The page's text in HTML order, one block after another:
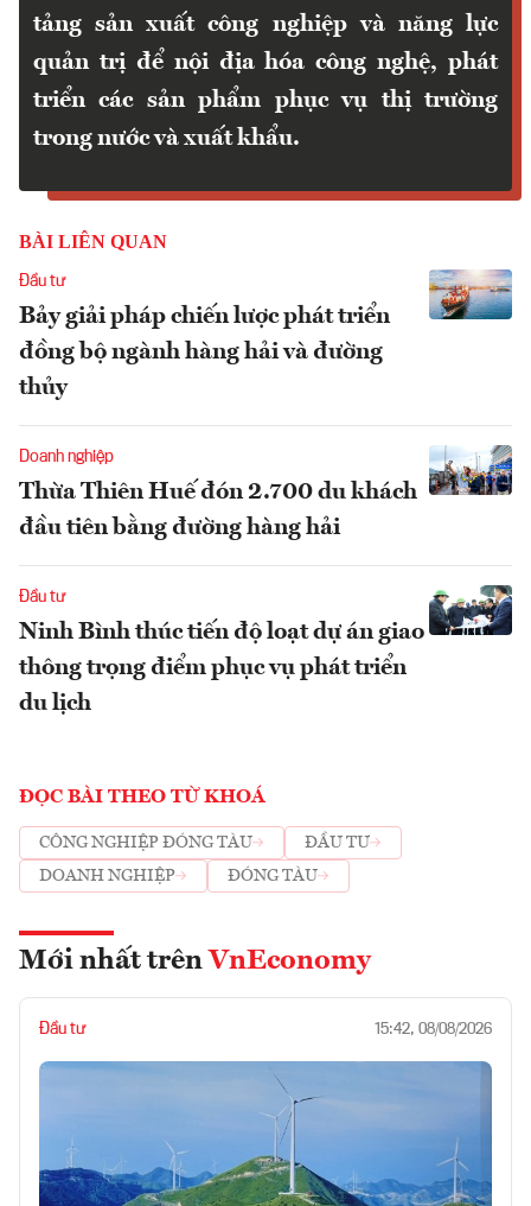
tảng sản xuất công nghiệp và năng lực
quản trị để nội địa hóa công nghệ, phát
triển các sản phẩm phục vụ thị trường
trong nước và xuất khẩu.
BÀI LIÊN QUAN
Đầu tư
Bảy giải pháp chiến lược phát triển
đồng bộ ngành hàng hải và đường
thủy
Doanh nghiệp
Thừa Thiên Huế đón 2.700 du khách
đầu tiên bằng đường hàng hải
Đầu tư
Ninh Bình thúc tiến độ loạt dự án giao
thông trọng điểm phục vụ phát triển
du lịch
ĐỌC BÀI THEO TỪ KHOÁ
CÔNG NGHIỆP ĐÓNG TÀU
ĐẦU TƯ
DOANH NGHIỆP
ĐÓNG TÀU
Mới nhất trên VnEconomy
Đầu tư 15:42, 08/08/2026